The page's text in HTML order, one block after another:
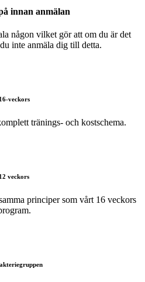
innan anmälan
någon vilket gör att om du är det
inte anmäla dig till detta.
16-veckors
tränings- och kostschema.
12 veckors
principer som vårt 16 veckors